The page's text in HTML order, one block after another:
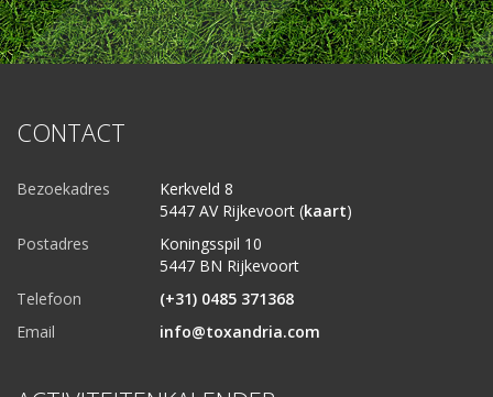
CONTACT
Bezoekadres
Kerkveld 8
5447 AV Rijkevoort (kaart)
Postadres
Koningsspil 10
5447 BN Rijkevoort
Telefoon
(+31) 0485 371368
Email
info@toxandria.com